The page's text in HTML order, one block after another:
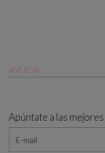
AYUDA
Apúntate a las mejores